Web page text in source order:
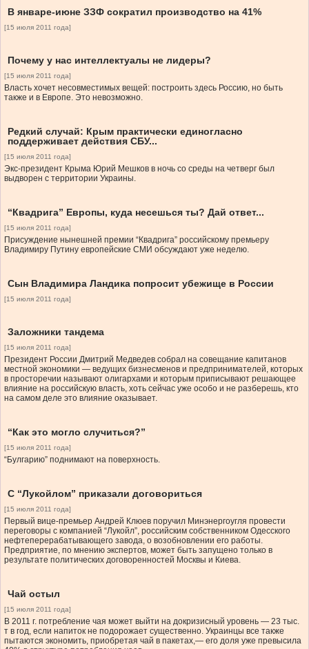
В январе-июне ЗЗФ сократил производство на 41%
[15 июля 2011 года]
Почему у нас интеллектуалы не лидеры?
[15 июля 2011 года]
Власть хочет несовместимых вещей: построить здесь Россию, но быть
также и в Европе. Это невозможно.
Редкий случай: Крым практически единогласно
поддерживает действия СБУ...
[15 июля 2011 года]
Экс-президент Крыма Юрий Мешков в ночь со среды на четверг был
выдворен с территории Украины.
“Квадрига” Европы, куда несешься ты? Дай ответ...
[15 июля 2011 года]
Присуждение нынешней премии “Квадрига” российскому премьеру
Владимиру Путину европейские СМИ обсуждают уже неделю.
Сын Владимира Ландика попросит убежище в России
[15 июля 2011 года]
Заложники тандема
[15 июля 2011 года]
Президент России Дмитрий Медведев собрал на совещание капитанов
местной экономики — ведущих бизнесменов и предпринимателей, которых
в просторечии называют олигархами и которым приписывают решающее
влияние на российскую власть, хоть сейчас уже особо и не разберешь, кто
на самом деле это влияние оказывает.
“Как это могло случиться?”
[15 июля 2011 года]
“Булгарию” поднимают на поверхность.
С “Лукойлом” приказали договориться
[15 июля 2011 года]
Первый вице-премьер Андрей Клюев поручил Минэнергоугля провести
переговоры с компанией “Лукойл”, российским собственником Одесского
нефтеперерабатывающего завода, о возобновлении его работы.
Предприятие, по мнению экспертов, может быть запущено только в
результате политических договоренностей Москвы и Киева.
Чай остыл
[15 июля 2011 года]
В 2011 г. потребление чая может выйти на докризисный уровень — 23 тыс.
т в год, если напиток не подорожает существенно. Украинцы все также
пытаются экономить, приобретая чай в пакетах,— его доля уже превысила